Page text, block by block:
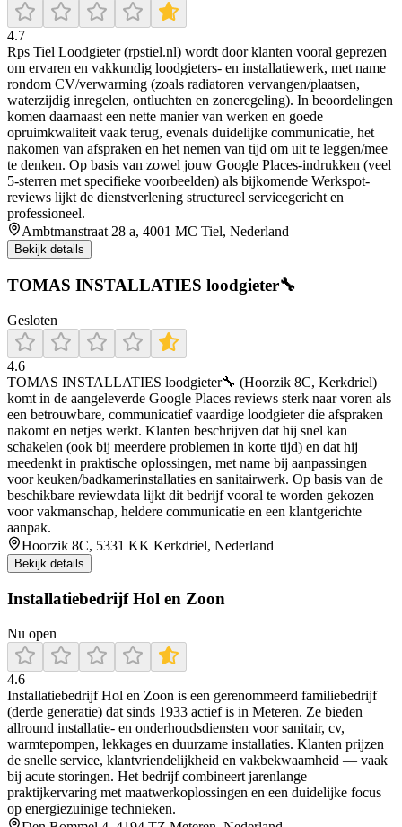
4.7
Rps Tiel Loodgieter (rpstiel.nl) wordt door klanten vooral geprezen
om ervaren en vakkundig loodgieters- en installatiewerk, met name
rondom CV/verwarming (zoals radiatoren vervangen/plaatsen,
waterzijdig inregelen, ontluchten en zoneregeling). In beoordelingen
komen daarnaast een nette manier van werken en goede
opruimkwaliteit vaak terug, evenals duidelijke communicatie, het
nakomen van afspraken en het nemen van tijd om uit te leggen/mee
te denken. Op basis van zowel jouw Google Places-indrukken (veel
5-sterren met specifieke voorbeelden) als bijkomende Werkspot-
reviews lijkt de dienstverlening structureel servicegericht en
professioneel.
Ambtmanstraat 28 a, 4001 MC Tiel, Nederland
Bekijk details
TOMAS INSTALLATIES loodgieter🔧
Gesloten
4.6
TOMAS INSTALLATIES loodgieter🔧 (Hoorzik 8C, Kerkdriel)
komt in de aangeleverde Google Places reviews sterk naar voren als
een betrouwbare, communicatief vaardige loodgieter die afspraken
nakomt en netjes werkt. Klanten beschrijven dat hij snel kan
schakelen (ook bij meerdere problemen in korte tijd) en dat hij
meedenkt in praktische oplossingen, met name bij aanpassingen
voor keuken/badkamerinstallaties en sanitairwerk. Op basis van de
beschikbare reviewdata lijkt dit bedrijf vooral te worden gekozen
voor vakmanschap, heldere communicatie en een klantgerichte
aanpak.
Hoorzik 8C, 5331 KK Kerkdriel, Nederland
Bekijk details
Installatiebedrijf Hol en Zoon
Nu open
4.6
Installatiebedrijf Hol en Zoon is een gerenommeerd familiebedrijf
(derde generatie) dat sinds 1933 actief is in Meteren. Ze bieden
allround installatie- en onderhoudsdiensten voor sanitair, cv,
warmtepompen, lekkages en duurzame installaties. Klanten prijzen
de snelle service, klantvriendelijkheid en vakbekwaamheid — vaak
bij acute storingen. Het bedrijf combineert jarenlange
praktijkervaring met maatwerkoplossingen en een duidelijke focus
op energiezuinige technieken.